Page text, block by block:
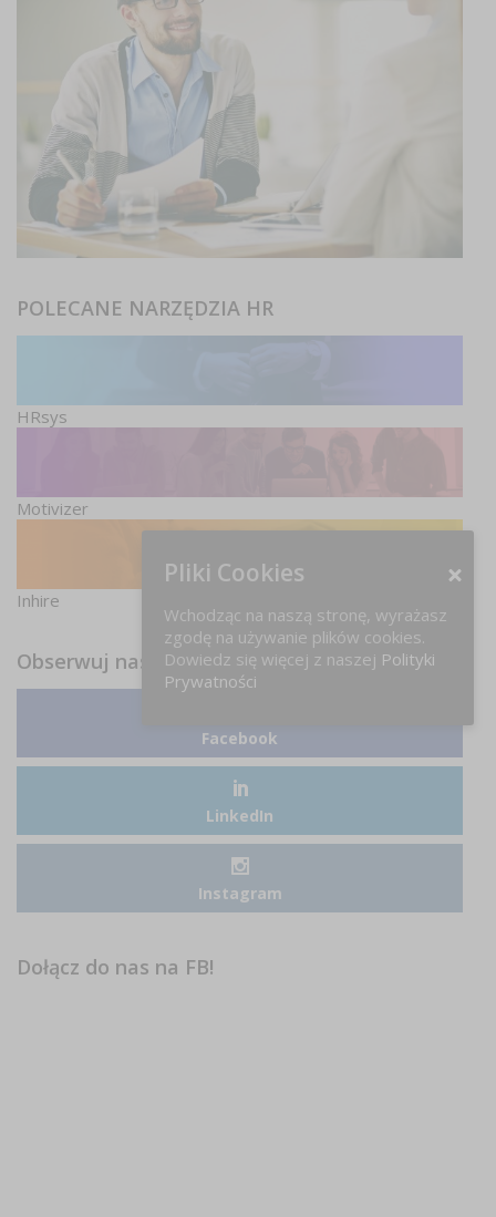
POLECANE NARZĘDZIA HR
HRsys
Motivizer
Inhire
Obserwuj nas
Facebook
LinkedIn
Instagram
Dołącz do nas na FB!
Pliki Cookies
Wchodząc na naszą stronę, wyrażasz
zgodę na używanie plików cookies.
Dowiedz się więcej z naszej Polityki
Prywatności